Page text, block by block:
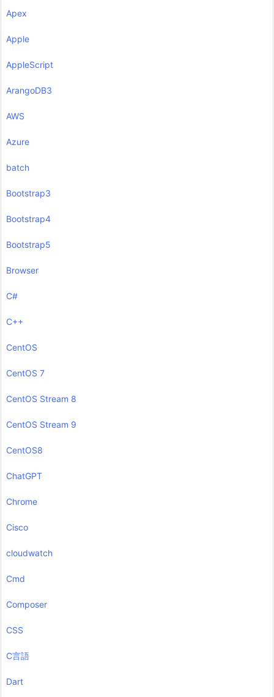
Apex
Apple
AppleScript
ArangoDB3
AWS
Azure
batch
Bootstrap3
Bootstrap4
Bootstrap5
Browser
C#
C++
CentOS
CentOS 7
CentOS Stream 8
CentOS Stream 9
CentOS8
ChatGPT
Chrome
Cisco
cloudwatch
Cmd
Composer
CSS
C言語
Dart